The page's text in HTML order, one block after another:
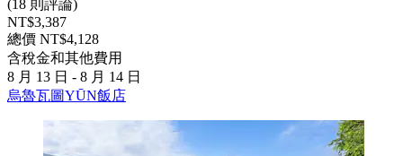
(18 則評論)
NT$3,387
總價 NT$4,128
含稅金和其他費用
8 月 13 日 - 8 月 14 日
烏魯瓦圖YŪN飯店